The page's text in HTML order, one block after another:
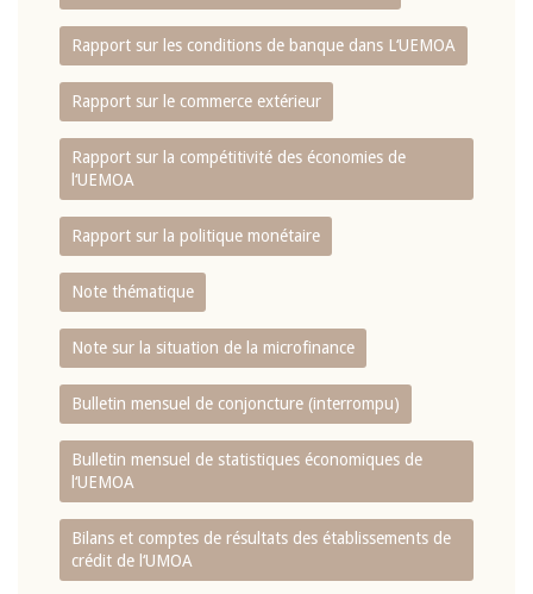
Rapport sur les conditions de banque dans L‘UEMOA
Rapport sur le commerce extérieur
Rapport sur la compétitivité des économies de
l‘UEMOA
Rapport sur la politique monétaire
Note thématique
Note sur la situation de la microfinance
Bulletin mensuel de conjoncture (interrompu)
Bulletin mensuel de statistiques économiques de
l‘UEMOA
Bilans et comptes de résultats des établissements de
crédit de l‘UMOA